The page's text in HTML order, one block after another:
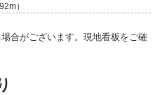
）
合がございます。現地看板をご確